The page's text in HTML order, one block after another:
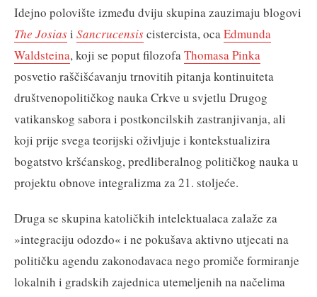
Idejno polovište između dviju skupina zauzimaju blogovi
The Josiasi Sancrucensiscistercista, ocaEdmunda
Waldsteina, koji se poput filozofaThomasa Pinka
posvetio raščišćavanju trnovitih pitanja kontinuiteta
društvenopolitičkog nauka Crkve u svjetlu Drugog
vatikanskog sabora i postkoncilskih zastranjivanja, ali
koji prije svega teorijski oživljuje i kontekstualizira
bogatstvo kršćanskog, predliberalnog političkog nauka u
projektu obnove integralizma za 21. stoljeće.
Druga se skupina katoličkih intelektualaca zalaže za
»integraciju odozdo« i ne pokušava aktivno utjecati na
političku agendu zakonodavaca nego promiče formiranje
lokalnih i gradskih zajednica utemeljenih na načelima